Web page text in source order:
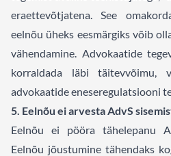
eraettevõtjatena. See
eelnõu üheks eesmärgiks võib
vähendamine. Advokaatide
korraldada läbi täitevvõimu,
advokaatide eneseregulatsiooni
5. Eelnõu ei arvesta AdvS
Eelnõu ei pööra tähelepanu
Eelnõu jõustumine tähendaks